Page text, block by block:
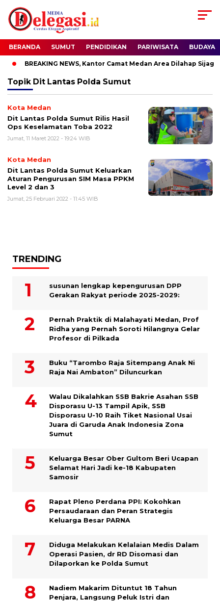
BERANDA SUMUT PENDIDIKAN PARIWISATA BUDAYA
BREAKING NEWS, Kantor Camat Medan Area Dilahap Sijago
Topik Dit Lantas Polda Sumut
Kota Medan
Dit Lantas Polda Sumut Rilis Hasil
Ops Keselamatan Toba 2022
Jumat, 11 Maret 2022 - 19:24 WIB
Kota Medan
Dit Lantas Polda Sumut Keluarkan
Aturan Pengurusan SIM Masa PPKM
Level 2 dan 3
Jumat, 25 Februari 2022 - 11:45 WIB
TRENDING
susunan lengkap kepengurusan DPP
Gerakan Rakyat periode 2025-2029:
Pernah Praktik di Malahayati Medan, Prof
Ridha yang Pernah Soroti Hilangnya Gelar
Profesor di Pilkada
Buku “Tarombo Raja Sitempang Anak Ni
Raja Nai Ambaton” Diluncurkan
Walau Dikalahkan SSB Bakrie Asahan SSB
Disporasu U-13 Tampil Apik, SSB
Disporasu U-10 Raih Tiket Nasional Usai
Juara di Garuda Anak Indonesia Zona
Sumut
Keluarga Besar Ober Gultom Beri Ucapan
Selamat Hari Jadi ke-18 Kabupaten
Samosir
Rapat Pleno Perdana PPI: Kokohkan
Persaudaraan dan Peran Strategis
Keluarga Besar PARNA
Diduga Melakukan Kelalaian Medis Dalam
Operasi Pasien, dr RD Disomasi dan
Dilaporkan ke Polda Sumut
​Nadiem Makarim Dituntut 18 Tahun
Penjara, Langsung Peluk Istri dan